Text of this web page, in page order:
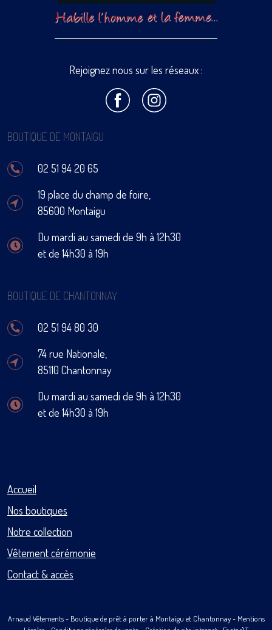
Rejoignez nous sur les réseaux :
BOUTIQUE DE MONTAIGU
02 51 94 20 65
19 place du champ de foire,
85600 Montaigu
Du mardi au samedi de 9h à 12h30
et de 14h30 à 19h
BOUTIQUE DE CHANTONNAY
02 51 94 80 30
74 rue Nationale,
85110 Chantonnay
Du mardi au samedi de 9h à 12h30
et de 14h30 à 19h
Accueil
Nos boutiques
Notre collection
Vêtement cérémonie
Contact & accès
Arnaud Vêtements- Boutique de prêt à porter à Montaigu et Chantonnay - Mentions